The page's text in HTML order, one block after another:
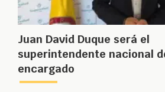
Juan David Duque será el
superintendente nacional
encargado